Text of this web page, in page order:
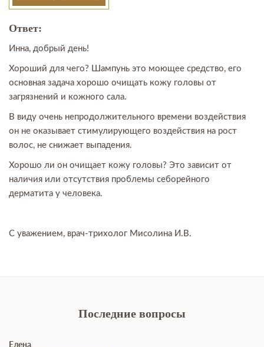
Ответ:
Инна, добрый день!
Хороший для чего? Шампунь это моющее средство, его
основная задача хорошо очищать кожу головы от
загрязнений и кожного сала.
В виду очень непродолжительного времени воздействия
он не оказывает стимулирующего воздействия на рост
волос, не снижает выпадения.
Хорошо ли он очищает кожу головы? Это зависит от
наличия или отсутствия проблемы себорейного
дерматита у человека.
С уважением, врач-трихолог Мисолина И.В.
Последние вопросы
Елена